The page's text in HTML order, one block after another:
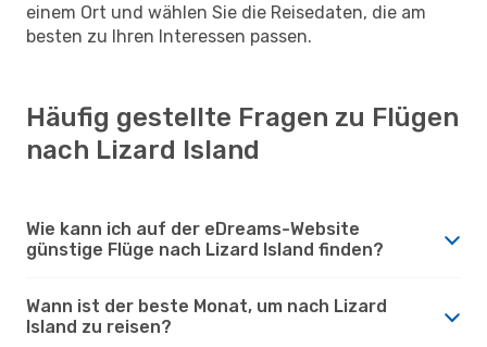
einem Ort und wählen Sie die Reisedaten, die am
besten zu Ihren Interessen passen.
Häufig gestellte Fragen zu Flügen
nach Lizard Island
Wie kann ich auf der eDreams-Website
günstige Flüge nach Lizard Island finden?
Wann ist der beste Monat, um nach Lizard
Island zu reisen?